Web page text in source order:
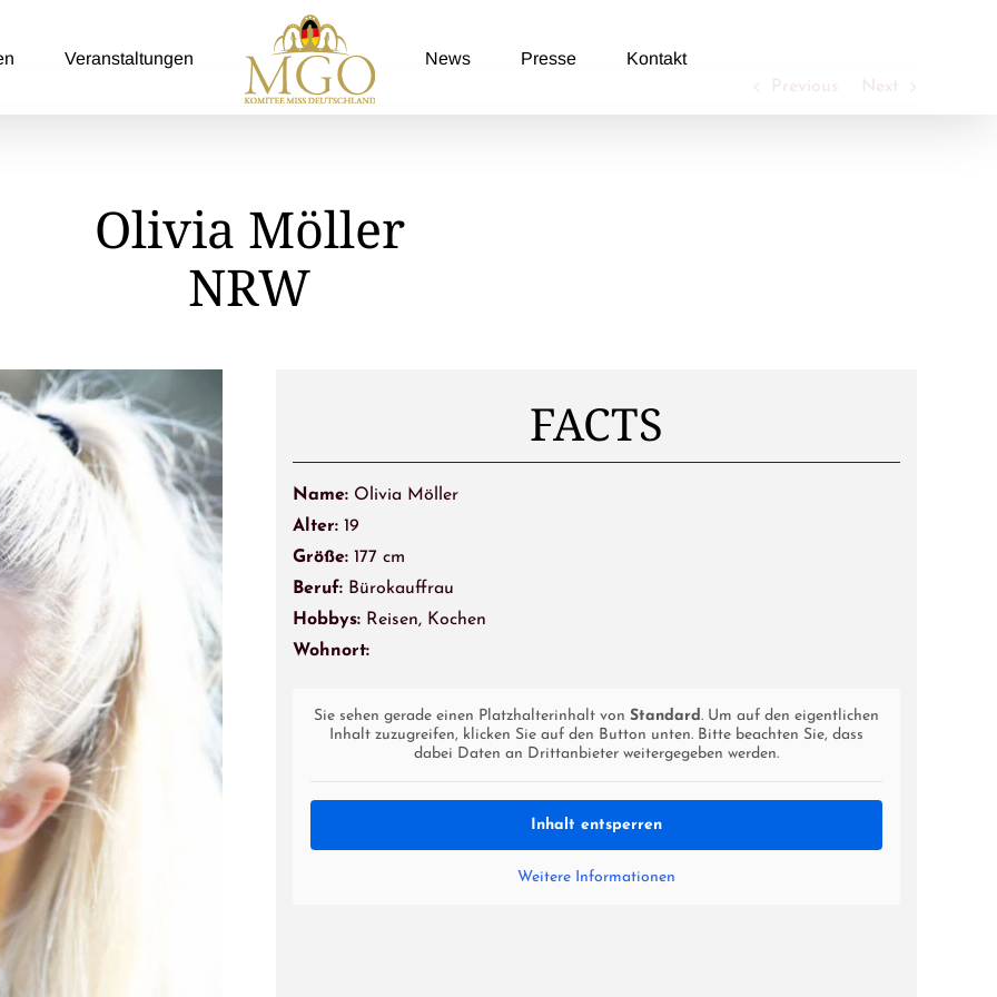
Veranstaltungen News Presse Kontakt
Previous Next
Olivia Möller
NRW
FACTS
Name: Olivia Möller
Alter: 19
Größe: 177 cm
Beruf: Bürokauffrau
Hobbys: Reisen, Kochen
Wohnort:
Sie sehen gerade einen Platzhalterinhalt von Standard. Um auf den eigentlichen
Inhalt zuzugreifen, klicken Sie auf den Button unten. Bitte beachten Sie, dass
dabei Daten an Drittanbieter weitergegeben werden.
Inhalt entsperren
Weitere Informationen